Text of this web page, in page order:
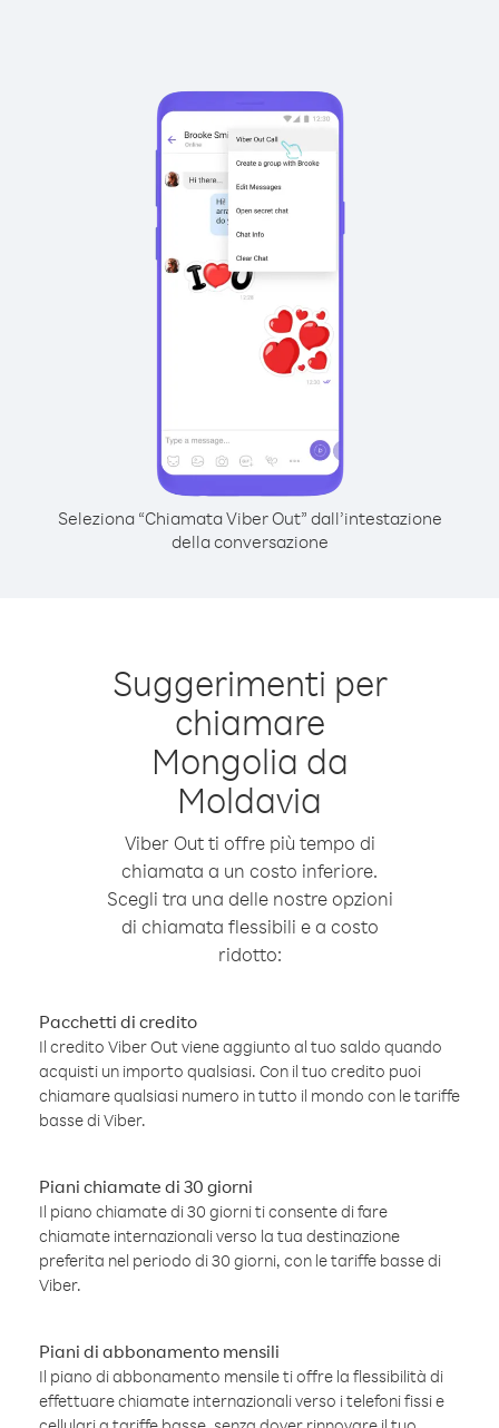
Seleziona “Chiamata Viber Out” dall’intestazione
della conversazione
Suggerimenti per
chiamare
Mongolia da
Moldavia
Viber Out ti offre più tempo di
chiamata a un costo inferiore.
Scegli tra una delle nostre opzioni
di chiamata flessibili e a costo
ridotto:
Pacchetti di credito
Il credito Viber Out viene aggiunto al tuo saldo quando
acquisti un importo qualsiasi. Con il tuo credito puoi
chiamare qualsiasi numero in tutto il mondo con le tariffe
basse di Viber.
Piani chiamate di 30 giorni
Il piano chiamate di 30 giorni ti consente di fare
chiamate internazionali verso la tua destinazione
preferita nel periodo di 30 giorni, con le tariffe basse di
Viber.
Piani di abbonamento mensili
Il piano di abbonamento mensile ti offre la flessibilità di
effettuare chiamate internazionali verso i telefoni fissi e